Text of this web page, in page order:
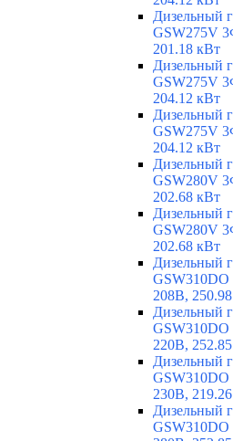
Дизельный
GSW275V
201.18 кВт
Дизельный
GSW275V
204.12 кВт
Дизельный
GSW275V
204.12 кВт
Дизельный
GSW280V
202.68 кВт
Дизельный
GSW280V
202.68 кВт
Дизельный
208В,
Дизельный
220В,
Дизельный
230В,
Дизельный